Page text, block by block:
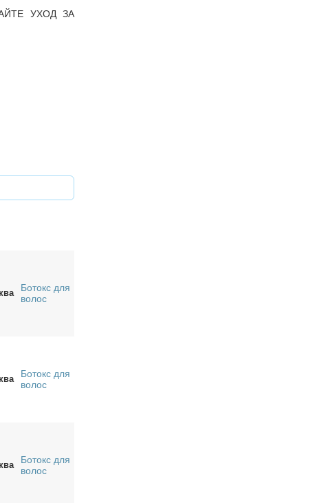
УХОД ЗА
Ботокс для
волос
Ботокс для
волос
Ботокс для
волос